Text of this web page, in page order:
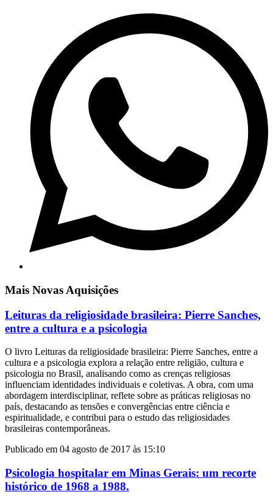
Mais Novas Aquisições
Leituras da religiosidade brasileira: Pierre Sanches,
entre a cultura e a psicologia
O livro Leituras da religiosidade brasileira: Pierre Sanches, entre a
cultura e a psicologia explora a relação entre religião, cultura e
psicologia no Brasil, analisando como as crenças religiosas
influenciam identidades individuais e coletivas. A obra, com uma
abordagem interdisciplinar, reflete sobre as práticas religiosas no
país, destacando as tensões e convergências entre ciência e
espiritualidade, e contribui para o estudo das religiosidades
brasileiras contemporâneas.
Publicado em 04 agosto de 2017 às 15:10
Psicologia hospitalar em Minas Gerais: um recorte
histórico de 1968 a 1988.